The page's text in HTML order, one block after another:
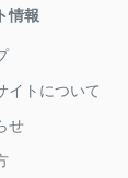
情報
イトについて
せ